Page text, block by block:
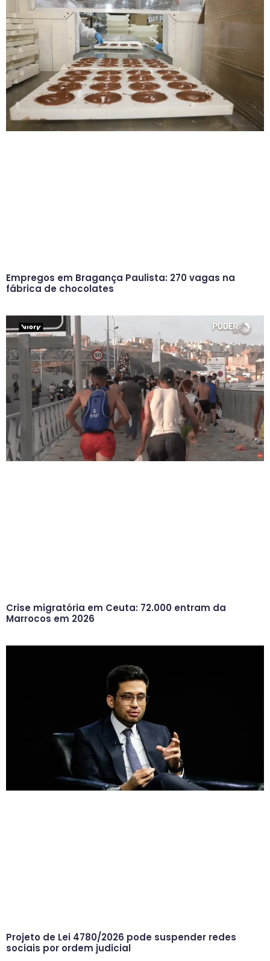
Empregos em Bragança Paulista: 270 vagas na
fábrica de chocolates
Crise migratória em Ceuta: 72.000 entram da
Marrocos em 2026
Projeto de Lei 4780/2026 pode suspender redes
sociais por ordem judicial